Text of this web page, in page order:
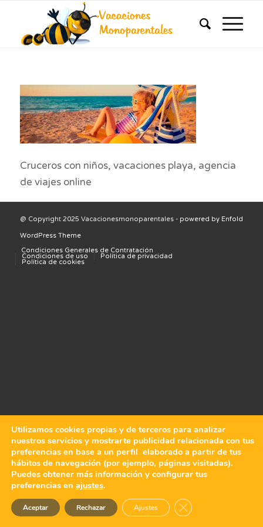
Cruceros con niños, vacaciones playa, agencia
de viajes online
@ Copyright 2025 Vacacionesmonoparentales - powered by Enfold
WordPress Theme
Condiciones Generales de Contratación
Condiciones de uso Política de privacidad
Política de cookies
Utilizamos cookies propias y de terceros para analizar
nuestros servicios y mostrarte publicidad relacionada con tus
preferencias en base a un perfil elaborado a partir de tus
hábitos de navegación (por ejemplo, páginas visitadas).
Puedes obtener más información y configurar tus
preferencias en ajustes.
Aceptar Rechazar Ajustes Cerrar el banner de